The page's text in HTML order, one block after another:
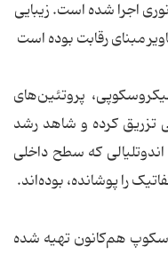
اجرا شده است. زیبایی
مبنای رقابت بوده است
پروتئین‌های
تزریق کرده و شاهد رشد
که سطح داخلی
را پوشانده، بوده‌اند.
هم‌کانون تهیه شده